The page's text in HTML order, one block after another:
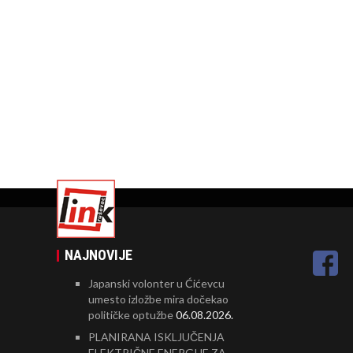
NAJNOVIJE
Japanski volonter u Ćićevcu
umesto izložbe mira dočekao
političke optužbe06.08.2026.
PLANIRANA ISKLJUČENJA